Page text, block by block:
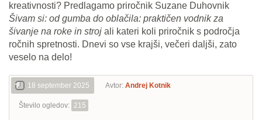
kreativnosti? Predlagamo priročnik Suzane Duhovnik
Šivam si: od gumba do oblačila: praktičen vodnik za
šivanje na roke in stroj ali kateri koli priročnik s področja
ročnih spretnosti. Dnevi so vse krajši, večeri daljši, zato
veselo na delo!
18 september 2025 Avtor: Andrej Kotnik
Število ogledov: 215